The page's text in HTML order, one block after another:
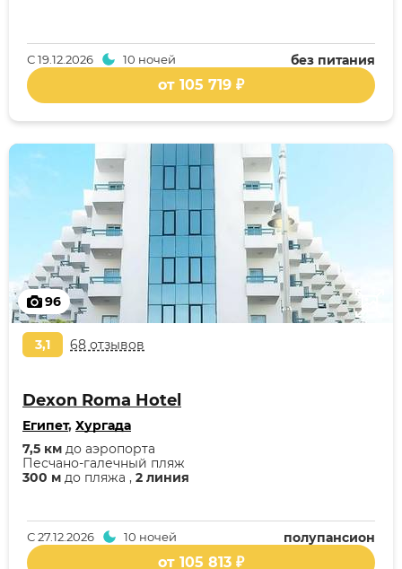
без питания
С19.12.2026 10 ночей
от 105 719 ₽
96
3,1 68 отзывов
Dexon Roma Hotel
Египет, Хургада
300 м до пляжа , 2 линия
Песчано-галечный пляж
7,5 км до аэропорта
полупансион
С27.12.2026 10 ночей
от 105 813 ₽